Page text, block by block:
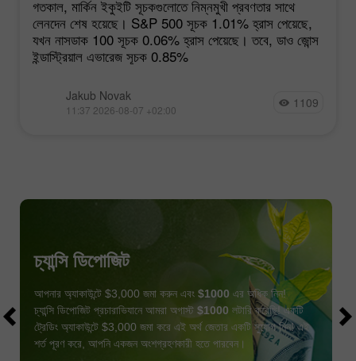
গতকাল, মার্কিন ইকুইটি সূচকগুলোতে নিম্নমুখী প্রবণতার সাথে
লেনদেন শেষ হয়েছে। S&P 500 সূচক 1.01% হ্রাস পেয়েছে,
যখন নাসডাক 100 সূচক 0.06% হ্রাস পেয়েছে। তবে, ডাও জোন্স
ইন্ডাস্ট্রিয়াল এভারেজ সূচক 0.85%
Jakub Novak
11:37 2026-08-07 +02:00 1109
চ্যান্সি ডিপোজিট
আপনার অ্যাকাউন্টে $3,000 জমা করুন এবং $1000 এর অধিক নিন!
চ্যান্সি ডিপোজিট প্রচারাভিযানে আমরা অগাস্ট $1000 লটারি করেছি! একটি
ট্রেডিং অ্যাকাউন্টে $3,000 জমা করে এই অর্থ জেতার একটি সুযোগ নিন! এই
শর্ত পূরণ করে, আপনি একজন অংশগ্রহণকারী হতে পারবেন।